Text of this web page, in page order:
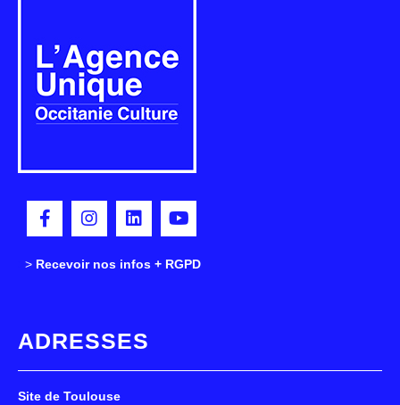
> Recevoir nos infos + RGPD
ADRESSES
Site de Toulouse